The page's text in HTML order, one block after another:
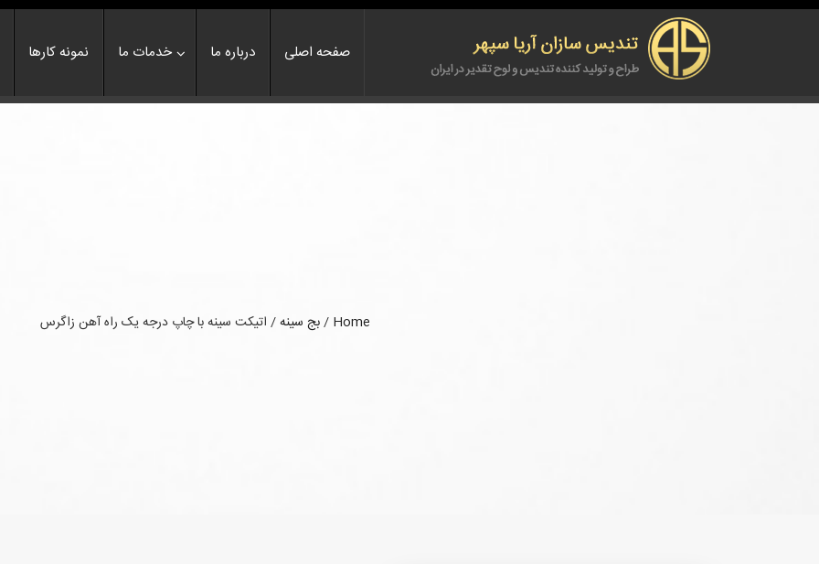
صفحه اصلی درباره ما خدمات ما نمونه کارها
Home
/بج سینه/ اتیکت سینه با چاپ درجه یک راه آهن زاگرس